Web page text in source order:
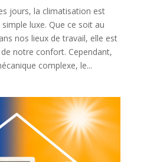
jours, la climatisation est
simple luxe. Que ce soit au
nos lieux de travail, elle est
notre confort. Cependant,
complexe, le...